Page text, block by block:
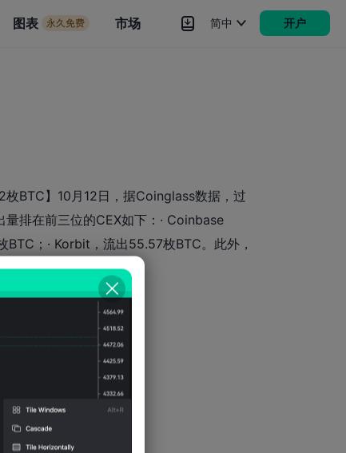
图表 永久免费 市场 简中 开户
枚BTC】10月12日，据Coinglass数据，过
排在前三位的CEX如下：· Coinbase
BTC；· Korbit，流出55.57枚BTC。此外，